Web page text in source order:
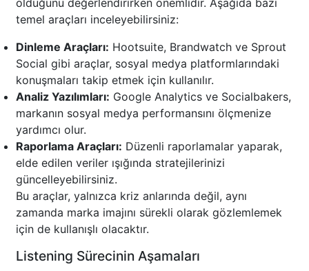
olduğunu değerlendirirken önemlidir. Aşağıda bazı
temel araçları inceleyebilirsiniz:
Dinleme Araçları: Hootsuite, Brandwatch ve Sprout
Social gibi araçlar, sosyal medya platformlarındaki
konuşmaları takip etmek için kullanılır.
Analiz Yazılımları: Google Analytics ve Socialbakers,
markanın sosyal medya performansını ölçmenize
yardımcı olur.
Raporlama Araçları: Düzenli raporlamalar yaparak,
elde edilen veriler ışığında stratejilerinizi
güncelleyebilirsiniz.
Bu araçlar, yalnızca kriz anlarında değil, aynı
zamanda marka imajını sürekli olarak gözlemlemek
için de kullanışlı olacaktır.
Listening Sürecinin Aşamaları